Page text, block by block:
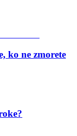
ko ne zmorete